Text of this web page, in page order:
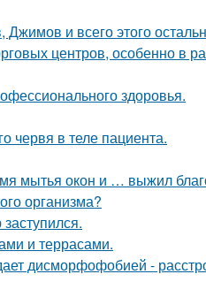
и всего этого
центров, особенно в
здоровья.
червя в теле пациента.
мытья окон и … выжил
организма?
и террасами.
дисморфофобией -